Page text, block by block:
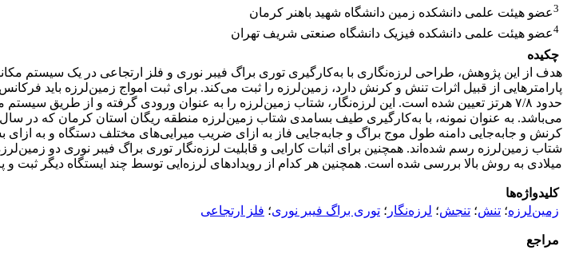
3عضو هیئت علمی دانشکده زمین دانشگاه شهید باهنر کرمان
4عضو هیئت علمی دانشکده فیزیک دانشگاه صنعتی شریف تهران
چکیده
هدف از این پژوهش، طراحی لرزه‌نگاری با به‌کارگیری توری براگ فیبر نوری و فلز ارتجاعی در یک سیستم
پارامترهایی از قبیل اثرات تنش و کرنش دارد، زمین‌لرزه را ثبت می‌کند. برای ثبت امواج زمین‌لرزه باید
حدود ۷/۸ هرتز تعیین شده است. این لرزه‌نگار، شتاب زمین‌لرزه را به‌ عنوان ورودی گرفته و از
کرنش و جابه‌جایی دامنه طول موج براگ و جابه‌جایی فاز به ازای ضریب میرایی‌های مختلف دستگاه و به
میلادی به روش بالا بررسی شده است. همچنین هر کدام از رویدادهای لرزه‌ایی توسط چند ایستگاه دیگر ثبت
کلیدواژه‌ها
زمین‌لرزه؛ تنش؛ تنجش؛ لرزه‌نگار ؛ توری براگ فیبر نوری؛ فلز ارتجاعی
مراجع